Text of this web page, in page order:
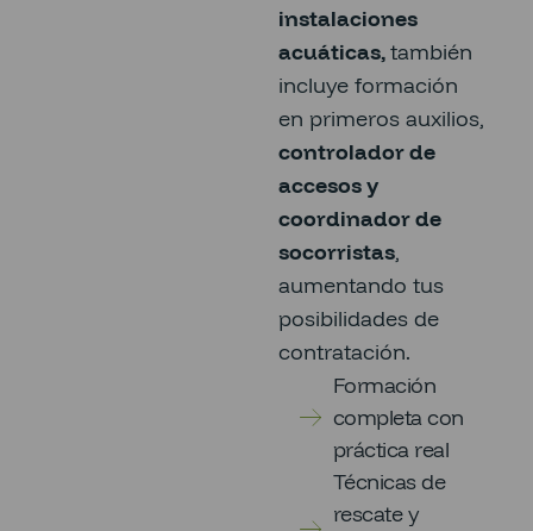
instalaciones
acuáticas,también
incluye formación
en primeros auxilios,
controlador de
accesos y
coordinador de
socorristas,
aumentando tus
posibilidades de
contratación.
Formación
completa con
práctica real
Técnicas de
rescate y